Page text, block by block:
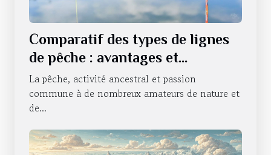
Comparatif des types de lignes
de pêche : avantages et
utilisations
La pêche, activité ancestral et passion
commune à de nombreux amateurs de nature et
de...